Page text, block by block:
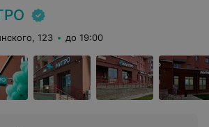
123 до 19:00